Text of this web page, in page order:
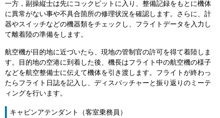
一方，副操縦士は先にコックピットに入り、整備記録をもとに機体
に異常がない事や不具合箇所の修理状況を確認します。さらに、計
器やスイッチなどの機器類をチェックし、フライトデータを入力し
て離着陸の準備をします。
航空機が目的地に近づいたら、現地の管制官の許可を得て着陸しま
す。目的地の空港に到着した後、機長はフライト中の航空機の様子
などを航空整備士に伝えて機体を引き渡します。フライトが終わっ
たらフライト日誌を記入し、ディスパッチャーと振り返りのミーテ
ィングを行います。
キャビンアテンダント（客室乗務員）